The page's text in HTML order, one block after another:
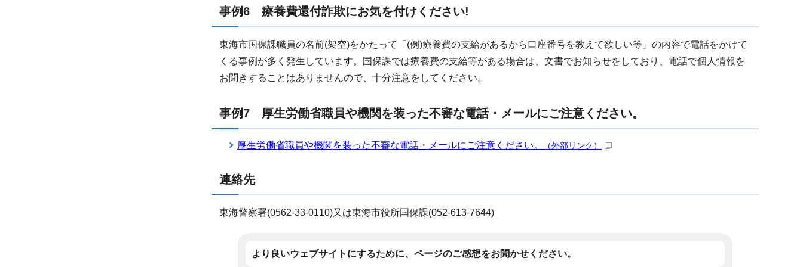
事例6 療養費還付詐欺にお気を付けください!
東海市国保課職員の名前(架空)をかたって「(例)療養費の支給があるから口座番号を教えて欲しい等」の内容で電話をかけて
くる事例が多く発生しています。国保課では療養費の支給等がある場合は、文書でお知らせをしており、電話で個人情報を
お聞きすることはありませんので、十分注意をしてください。
事例7 厚生労働省職員や機関を装った不審な電話・メールにご注意ください。
厚生労働省職員や機関を装った不審な電話・メールにご注意ください。 （外部リンク）
連絡先
東海警察署(0562-33-0110)又は東海市役所国保課(052-613-7644)
より良いウェブサイトにするために、ページのご感想をお聞かせください。